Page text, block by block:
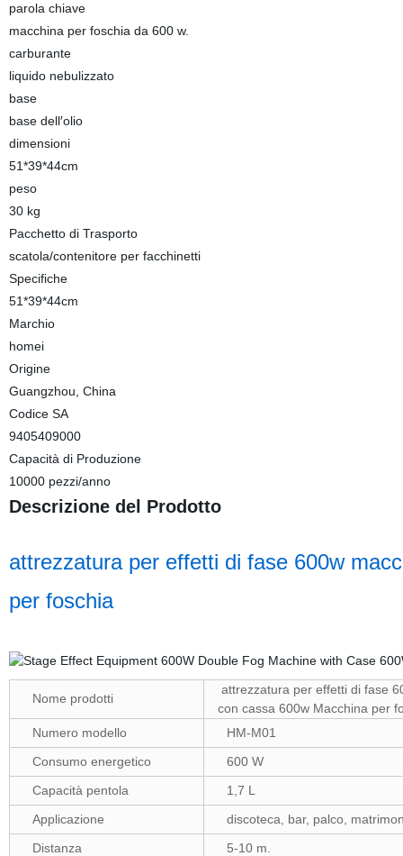
parola chiave
macchina per foschia da 600 w.
carburante
liquido nebulizzato
base
base dell′olio
dimensioni
51*39*44cm
peso
30 kg
Pacchetto di Trasporto
scatola/contenitore per facchinetti
Specifiche
51*39*44cm
Marchio
homei
Origine
Guangzhou, China
Codice SA
9405409000
Capacità di Produzione
10000 pezzi/anno
Descrizione del Prodotto
attrezzatura per effetti di fase 600w
per foschia
Nome prodotti
attrezzatura per effetti di fase
con cassa 600w Macchina per
Numero modello
HM-M01
Consumo energetico
600 W
Capacità pentola
1,7 L
Applicazione
discoteca, bar, palco,
Distanza
5-10 m.